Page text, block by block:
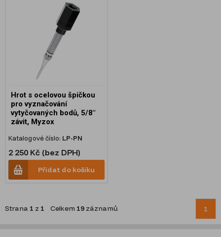
Hrot s ocelovou špičkou
pro vyznačování
vytyčovaných bodů, 5/8"
závit, Myzox
Katalogové číslo: LP-PN
2 250 Kč (bez DPH)
Přidat do košíku
Strana 1 z 1 Celkem 19 záznamů 1